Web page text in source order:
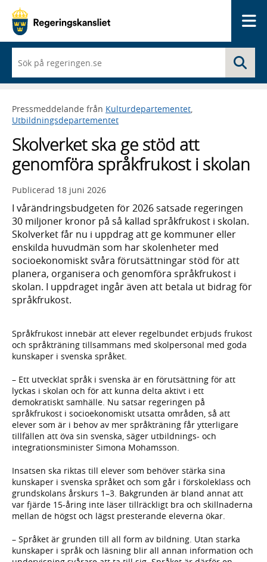
du
börjar
skriva
framträder
en
med
sökförslag
Pressmeddelande från Kulturdepartementet,
Utbildningsdepartementet
Skolverket ska ge stöd att
genomföra språkfrukost i skolan
Publicerad 18 juni 2026
I vårändringsbudgeten för 2026 satsade regeringen
30 miljoner kronor på så kallad språkfrukost i skolan.
Skolverket får nu i uppdrag att ge kommuner eller
enskilda huvudmän som har skolenheter med
socioekonomiskt svåra förutsättningar stöd för att
planera, organisera och genomföra språkfrukost i
skolan. I uppdraget ingår även att betala ut bidrag för
språkfrukost.
Språkfrukost innebär att elever regelbundet erbjuds frukost
och språkträning tillsammans med skolpersonal med goda
kunskaper i svenska språket.
– Ett utvecklat språk i svenska är en förutsättning för att
lyckas i skolan och för att kunna delta aktivt i ett
demokratiskt samhälle. Nu satsar regeringen på
språkfrukost i socioekonomiskt utsatta områden, så att
elever som är i behov av mer språkträning får ytterligare
tillfällen att öva sin svenska, säger utbildnings- och
integrationsminister Simona Mohamsson.
Insatsen ska riktas till elever som behöver stärka sina
kunskaper i svenska språket och som går i förskoleklass och
grundskolans årskurs 1–3. Bakgrunden är bland annat att
var fjärde 15-åring inte läser tillräckligt bra och skillnaderna
mellan de högst och lägst presterande eleverna ökar.
– Språket är grunden till all form av bildning. Utan starka
kunskaper i språk och läsning blir all annan information och